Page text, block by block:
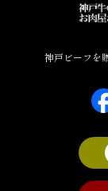
神戸ビーフを